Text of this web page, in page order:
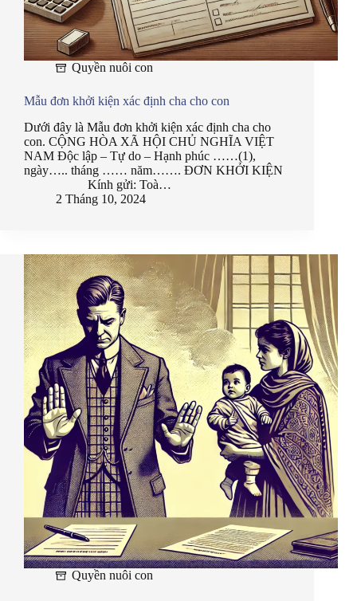
Quyền nuôi con
Mẫu đơn khởi kiện xác định cha cho con
Dưới đây là Mẫu đơn khởi kiện xác định cha cho
con. CỘNG HÒA XÃ HỘI CHỦ NGHĨA VIỆT
NAM Độc lập – Tự do – Hạnh phúc ……(1),
ngày….. tháng …… năm……. ĐƠN KHỞI KIỆN
Kính gửi: Toà…
2 Tháng 10, 2024
Quyền nuôi con